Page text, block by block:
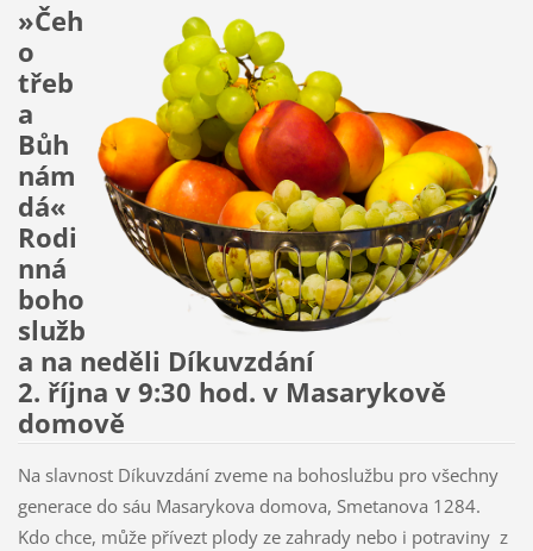
»Čeh
o
třeb
a
Bůh
nám
dá«
Rodi
nná
boho
služb
a na neděli Díkuvzdání
2. října v 9:30 hod. v Masarykově
domově
Na slavnost Díkuvzdání zveme na bohoslužbu pro všechny
generace do sáu Masarykova domova, Smetanova 1284.
Kdo chce, může přívezt plody ze zahrady nebo i potraviny z